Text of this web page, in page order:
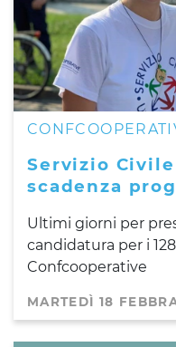
Servizio
scadenza
Ultimi giorni per
candidatura per i
Confcooperative
MARTEDÌ 18